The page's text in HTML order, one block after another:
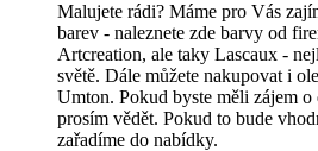
Malujete rádi? Máme pro Vás
barev - naleznete zde barvy od
Artcreation, ale taky Lascaux -
světě. Dále můžete nakupovat i
Umton. Pokud byste měli zájem
prosím vědět. Pokud to bude
zařadíme do nabídky.